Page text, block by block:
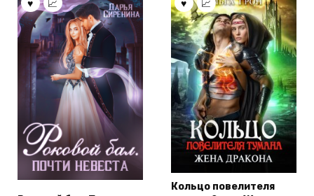
Кольцо повелителя